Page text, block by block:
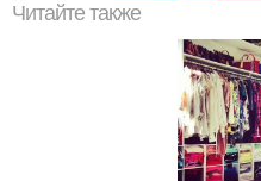
Читайте также